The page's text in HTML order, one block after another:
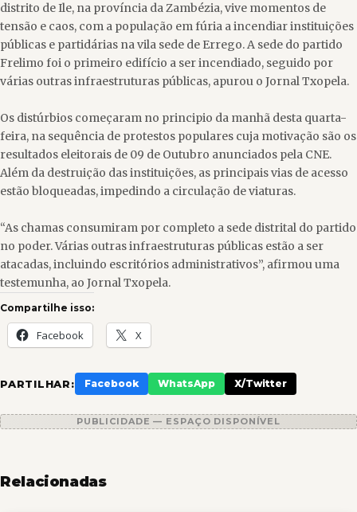
distrito de Ile, na província da Zambézia, vive momentos de
tensão e caos, com a população em fúria a incendiar instituições
públicas e partidárias na vila sede de Errego. A sede do partido
Frelimo foi o primeiro edifício a ser incendiado, seguido por
várias outras infraestruturas públicas, apurou o Jornal Txopela.
Os distúrbios começaram no principio da manhã desta quarta-
feira, na sequência de protestos populares cuja motivação são os
resultados eleitorais de 09 de Outubro anunciados pela CNE.
Além da destruição das instituições, as principais vias de acesso
estão bloqueadas, impedindo a circulação de viaturas.
“As chamas consumiram por completo a sede distrital do partido
no poder. Várias outras infraestruturas públicas estão a ser
atacadas, incluindo escritórios administrativos”, afirmou uma
testemunha, ao Jornal Txopela.
Compartilhe isso:
Facebook X
PARTILHAR: Facebook WhatsApp X/Twitter
PUBLICIDADE — ESPAÇO DISPONÍVEL
Relacionadas